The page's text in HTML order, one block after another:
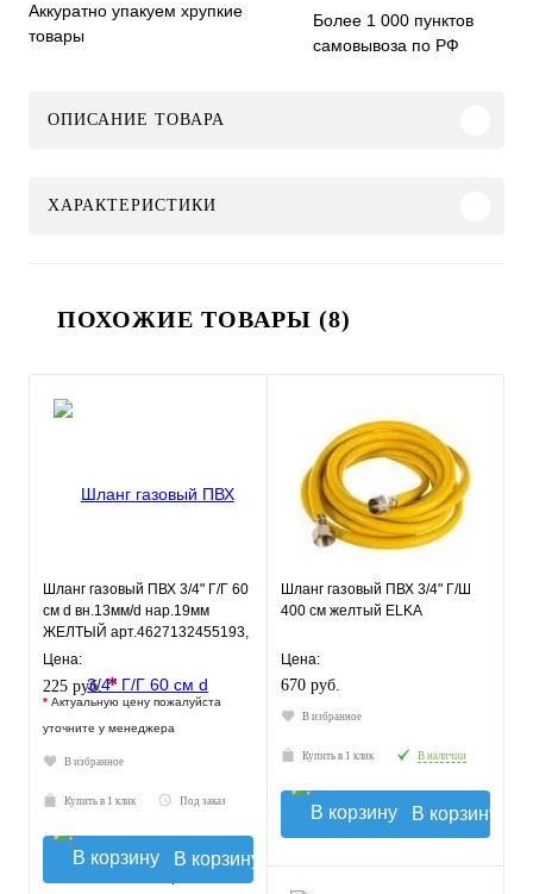
Аккуратно упакуем хрупкие
товары
Более 1 000 пунктов
самовывоза по РФ
ОПИСАНИЕ ТОВАРА
ХАРАКТЕРИСТИКИ
ПОХОЖИЕ ТОВАРЫ (8)
Шланг газовый ПВХ 3/4" Г/Г 60
см d вн.13мм/d нар.19мм
ЖЕЛТЫЙ арт.4627132455193,
ELKA
Цена:
225 руб.*
* Актуальную цену пожалуйста
уточните у менеджера
В избранное
Купить в 1 клик Под заказ
В корзину
Шланг газовый ПВХ 3/4" Г/Ш
400 см желтый ELKA
Цена:
670 руб.
В избранное
Купить в 1 клик В наличии
В корзину